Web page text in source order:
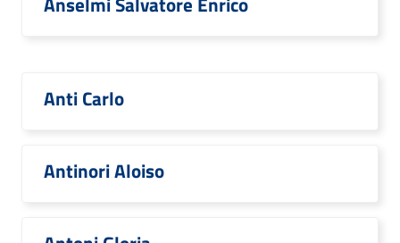
Anti Carlo
Antinori Aloiso